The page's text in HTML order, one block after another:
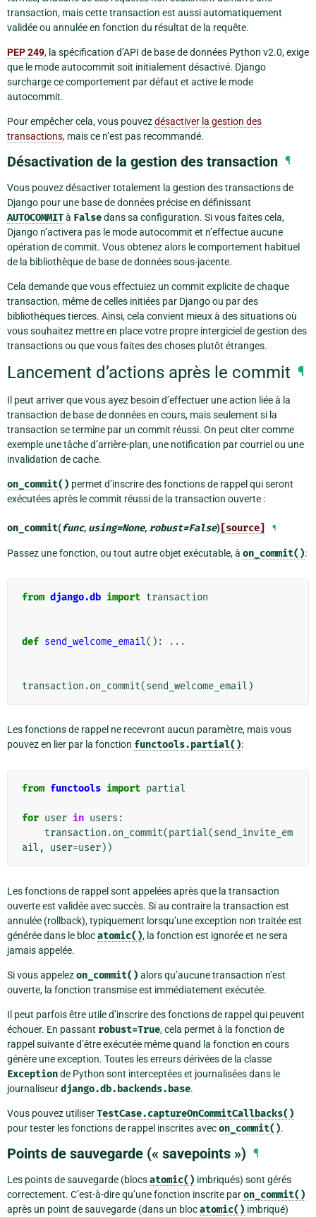
transaction, mais cette transaction est aussi automatiquement
validée ou annulée en fonction du résultat de la requête.
PEP 249, la spécification d’API de base de données Python v2.0, exige
que le mode autocommit soit initialement désactivé. Django
surcharge ce comportement par défaut et active le mode
autocommit.
Pour empêcher cela, vous pouvezdésactiver la gestion des
transactions, mais ce n’est pas recommandé.
Désactivation de la gestion des transaction ¶
Vous pouvez désactiver totalement la gestion des transactions de
Django pour une base de données précise en définissant
AUTOCOMMITà Falsedans sa configuration. Si vous faites cela,
Django n’activera pas le mode autocommit et n’effectue aucune
opération de commit. Vous obtenez alors le comportement habituel
de la bibliothèque de base de données sous-jacente.
Cela demande que vous effectuiez un commit explicite de chaque
transaction, même de celles initiées par Django ou par des
bibliothèques tierces. Ainsi, cela convient mieux à des situations où
vous souhaitez mettre en place votre propre intergiciel de gestion des
transactions ou que vous faites des choses plutôt étranges.
Lancement d’actions après le commit ¶
Il peut arriver que vous ayez besoin d’effectuer une action liée à la
transaction de base de données en cours, mais seulement si la
transaction se termine par un commit réussi. On peut citer comme
exemple une tâche d’arrière-plan, une notification par courriel ou une
invalidation de cache.
on_commit() permet d’inscrire des fonctions de rappel qui seront
exécutées après le commit réussi de la transaction ouverte :
on_commit(func, using=None, robust=False) [source] ¶
Passez une fonction, ou tout autre objet exécutable, à on_commit():
from django.db import transaction
def send_welcome_email(): ...
transaction .on_commit(send_welcome_email )
Les fonctions de rappel ne recevront aucun paramètre, mais vous
pouvez en lier par la fonction functools.partial():
from functools import partial
for user in users :
transaction .on_commit(partial(send_invite_em
ail , user=user))
Les fonctions de rappel sont appelées après que la transaction
ouverte est validée avec succès. Si au contraire la transaction est
annulée (rollback), typiquement lorsqu’une exception non traitée est
générée dans le blocatomic(), la fonction est ignorée et ne sera
jamais appelée.
Si vous appelezon_commit() alors qu’aucune transaction n’est
ouverte, la fonction transmise est immédiatement exécutée.
Il peut parfois être utile d’inscrire des fonctions de rappel qui peuvent
échouer. En passant robust=True, cela permet à la fonction de
rappel suivante d’être exécutée même quand la fonction en cours
génère une exception. Toutes les erreurs dérivées de la classe
Exceptionde Python sont interceptées et journalisées dans le
journaliseurdjango.db.backends.base.
Vous pouvez utiliserTestCase.captureOnCommitCallbacks()
pour tester les fonctions de rappel inscrites avecon_commit().
Points de sauvegarde (« savepoints ») ¶
Les points de sauvegarde (blocsatomic() imbriqués) sont gérés
correctement. C’est-à-dire qu’une fonction inscrite paron_commit()
après un point de sauvegarde (dans un blocatomic() imbriqué)